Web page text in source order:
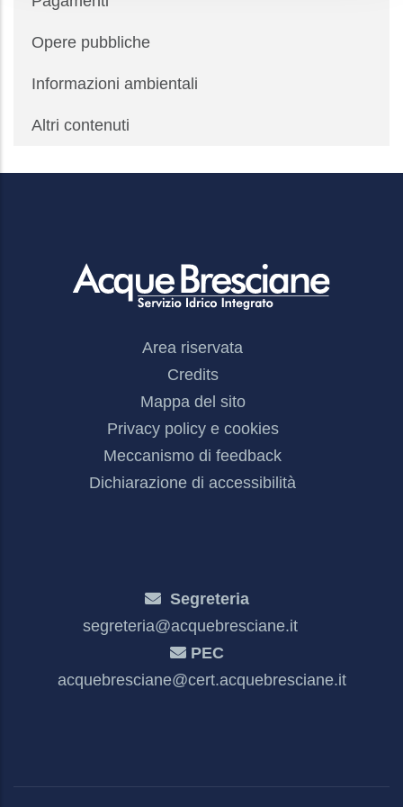
Opere pubbliche
Informazioni ambientali
Altri contenuti
Area riservata
Credits
Mappa del sito
Privacy policy e cookies
Meccanismo di feedback
Dichiarazione di accessibilità
Segreteria
segreteria@acquebresciane.it
PEC
acquebresciane@cert.acquebresciane.it